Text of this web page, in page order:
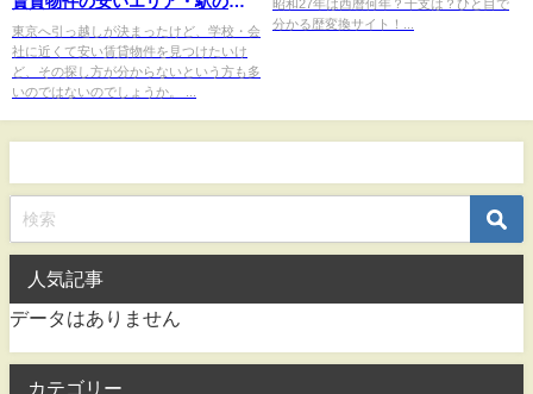
ストをご紹介！
東京へ引っ越しが決まったけど、学校・会
社に近くて安い賃貸物件を見つけたいけ
ど、その探し方が分からないという方も多
いのではないのでしょうか。 ...
昭和27年は西暦何年？干支は？ひと目で
分かる歴変換サイト！...
人気記事
データはありません
カテゴリー